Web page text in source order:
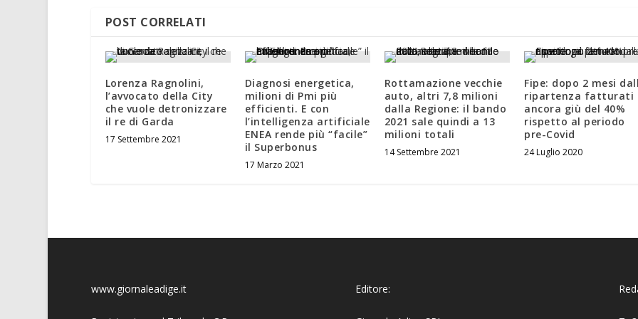
POST CORRELATI
Lorenza Ragnolini,
l’avvocato della City
che vuole detronizzare
il re di Garda
17 Settembre 2021
Diagnosi energetica,
milioni di Pmi più
efficienti. E con
l’intelligenza artificiale
ENEA rende più “facile”
il Superbonus
17 Marzo 2021
Rottamazione vecchie
auto, altri 7,8 milioni
dalla Regione: il bando
2021 sale quindi a 13
milioni totali
14 Settembre 2021
Fipe: dopo 2 mesi
ripartenza fatturati
ancora giù del 40%
rispetto al periodo
pre-Covid
24 Luglio 2020
www.giornaleadige.it Editore: